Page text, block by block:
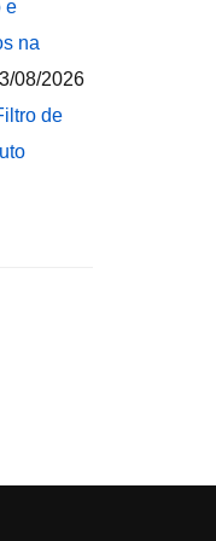
e
na
08/2026
de